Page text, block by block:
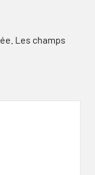
Les champs